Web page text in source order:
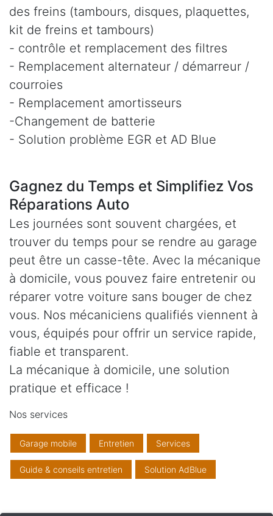
des freins (tambours, disques, plaquettes,
kit de freins et tambours)
- contrôle et remplacement des filtres
- Remplacement alternateur / démarreur /
courroies
- Remplacement amortisseurs
-Changement de batterie
- Solution problème EGR et AD Blue
Gagnez du Temps et Simplifiez Vos
Réparations Auto
Les journées sont souvent chargées, et
trouver du temps pour se rendre au garage
peut être un casse-tête. Avec la mécanique
à domicile, vous pouvez faire entretenir ou
réparer votre voiture sans bouger de chez
vous. Nos mécaniciens qualifiés viennent à
vous, équipés pour offrir un service rapide,
fiable et transparent.
La mécanique à domicile, une solution
pratique et efficace !
Nos services
Garage mobile Entretien Services
Guide & conseils entretien Solution AdBlue